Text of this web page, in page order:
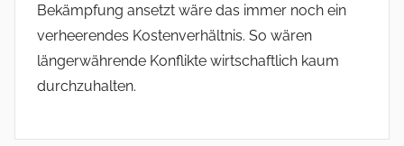
Bekämpfung ansetzt wäre das immer noch ein
verheerendes Kostenverhältnis. So wären
längerwährende Konflikte wirtschaftlich kaum
durchzuhalten.